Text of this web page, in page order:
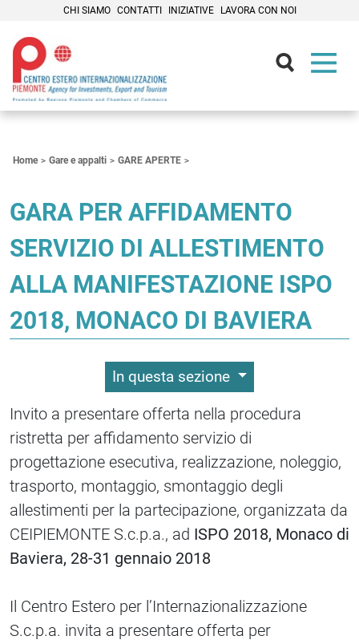
CHI SIAMO CONTATTI INIZIATIVE LAVORA CON NOI
Home Gare e appalti GARE APERTE
GARA PER AFFIDAMENTO
SERVIZIO DI ALLESTIMENTO
ALLA MANIFESTAZIONE ISPO
2018, MONACO DI BAVIERA
In questa sezione
Invito a presentare offerta nella procedura
ristretta per affidamento servizio di
progettazione esecutiva, realizzazione, noleggio,
trasporto, montaggio, smontaggio degli
allestimenti per la partecipazione, organizzata da
CEIPIEMONTE S.c.p.a., ad ISPO 2018, Monaco di
Baviera, 28-31 gennaio 2018
Il Centro Estero per l’Internazionalizzazione
S.c.p.a. invita a presentare offerta per